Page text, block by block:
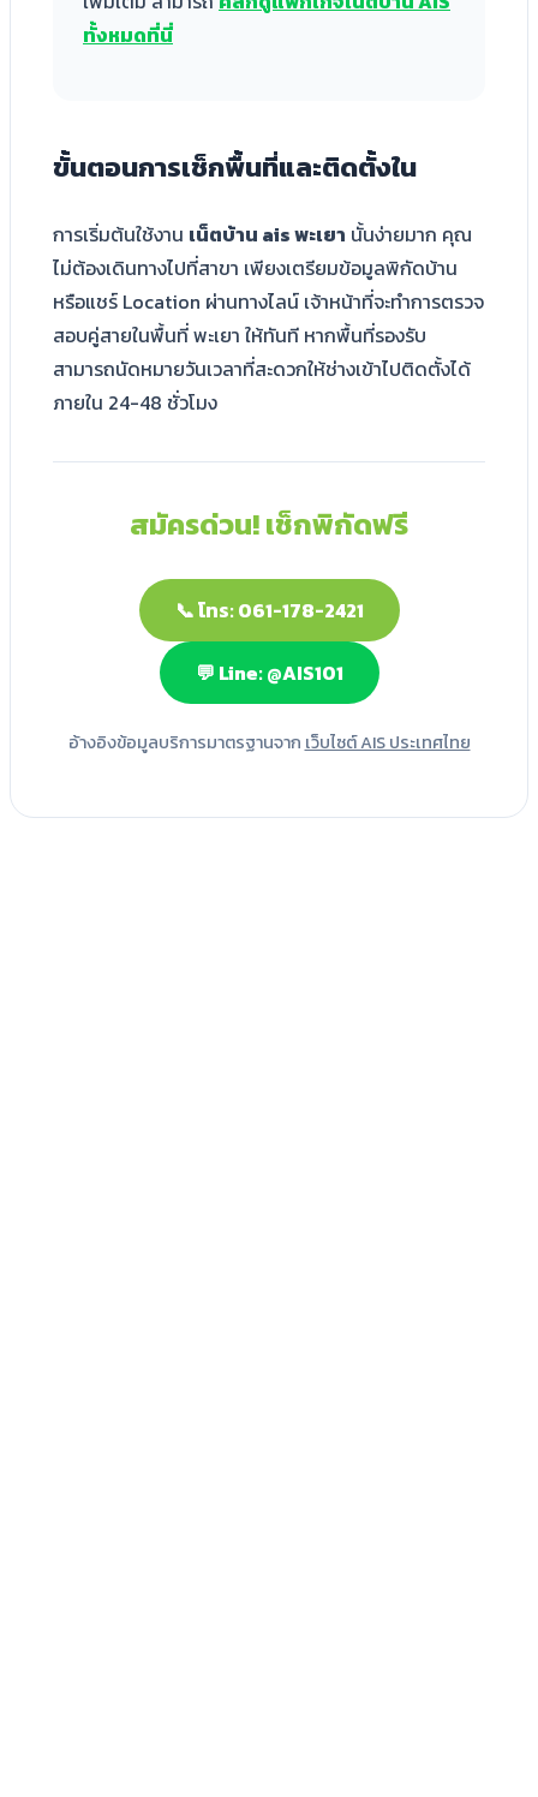
ทั้งหมดที่นี่
ขั้นตอนการเช็กพื้นที่และติดตั้งใน
การเริ่มต้นใช้งาน เน็ตบ้าน ais พะเยา นั้นง่ายมาก คุณ
ไม่ต้องเดินทางไปที่สาขา เพียงเตรียมข้อมูลพิกัดบ้าน
หรือแชร์ Location ผ่านทางไลน์ เจ้าหน้าที่จะทำการตรวจ
สอบคู่สายในพื้นที่ พะเยา ให้ทันที หากพื้นที่รองรับ
สามารถนัดหมายวันเวลาที่สะดวกให้ช่างเข้าไปติดตั้งได้
ภายใน 24-48 ชั่วโมง
สมัครด่วน! เช็กพิกัดฟรี
📞 โทร: 061-178-2421
💬 Line: @AIS101
อ้างอิงข้อมูลบริการมาตรฐานจาก เว็บไซต์ AIS ประเทศไทย